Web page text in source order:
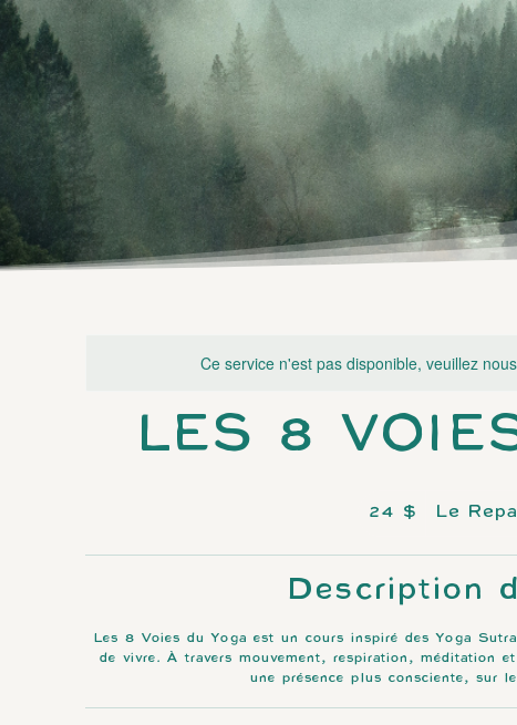
Ce service n'est pas disponible, veuillez
LES 8
canadiens
24 $ Le
Description
Les 8 Voies du Yoga est un cours inspiré des Yoga
de vivre. À travers mouvement, respiration, méditation
une présence plus consciente, sur